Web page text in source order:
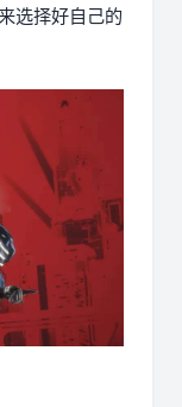
选择好自己的